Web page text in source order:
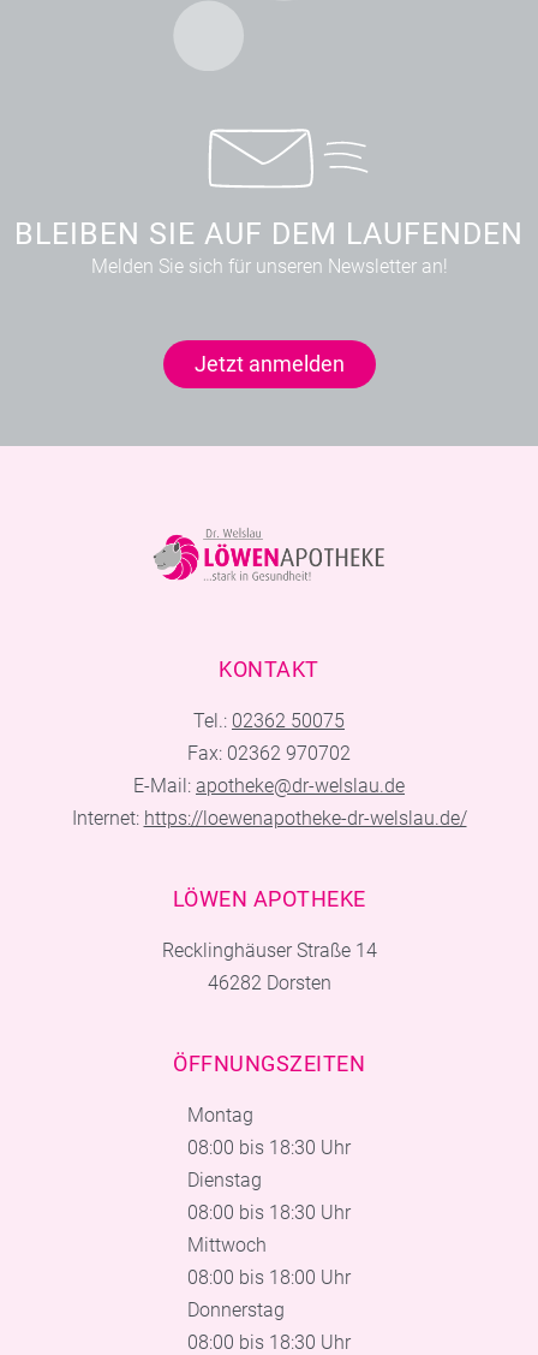
BLEIBEN SIE AUF DEM LAUFENDEN
Melden Sie sich für unseren Newsletter an!
Jetzt anmelden
KONTAKT
Tel.: 02362 50075
Fax: 02362 970702
E-Mail: apotheke@dr-welslau.de
Internet: https://loewenapotheke-dr-welslau.de/
LÖWEN APOTHEKE
Recklinghäuser Straße 14
46282 Dorsten
ÖFFNUNGSZEITEN
Montag
08:00 bis 18:30 Uhr
Dienstag
08:00 bis 18:30 Uhr
Mittwoch
08:00 bis 18:00 Uhr
Donnerstag
08:00 bis 18:30 Uhr